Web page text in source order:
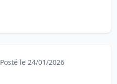
Posté le 24/01/2026